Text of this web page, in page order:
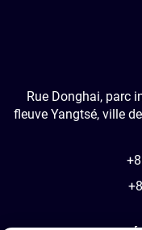
Rue Donghai, parc
fleuve Yangtsé, ville